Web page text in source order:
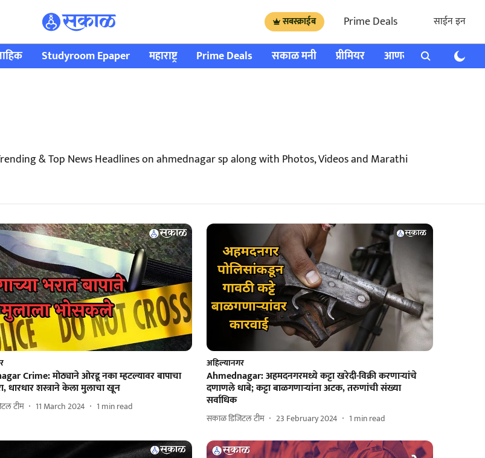
सबस्क्राईब Prime Deals साईन इन
Studyroom Epaper महाराष्ट्र Prime Deals सकाळ मनी प्रीमियर आणखी राशी भविष्य
& Top News Headlines on ahmednagar sp along with Photos, Videos and Marathi
Crime: मोठ्याने ओरडू नका म्हटल्यावर बापाचा
धारधार शस्त्राने केला मुलाचा खून
टीम 11 March 2024 1 min read
अहिल्यानगर
Ahmednagar: अहमदनगरमध्ये कट्टा खरेदी-विक्री करणाऱ्यांचे
दणाणले धाबे; कट्टा बाळगणाऱ्यांना अटक, तरुणांची संख्या
सर्वाधिक
सकाळ डिजिटल टीम 23 February 2024 1 min read